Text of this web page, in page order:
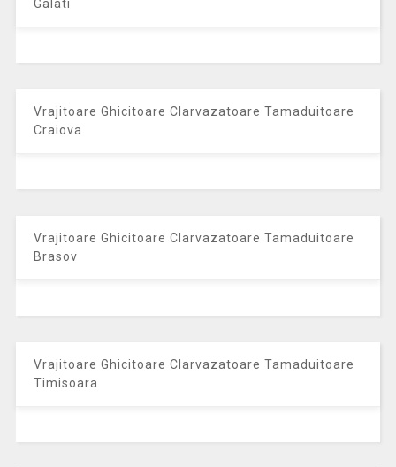
Galati
Vrajitoare Ghicitoare Clarvazatoare Tamaduitoare
Craiova
Vrajitoare Ghicitoare Clarvazatoare Tamaduitoare
Brasov
Vrajitoare Ghicitoare Clarvazatoare Tamaduitoare
Timisoara